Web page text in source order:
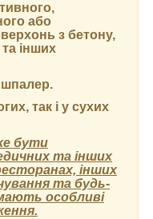
або
з бетону,
інших
шпалер.
так і у сухих
бути
та інших
інших
та будь-
особливі